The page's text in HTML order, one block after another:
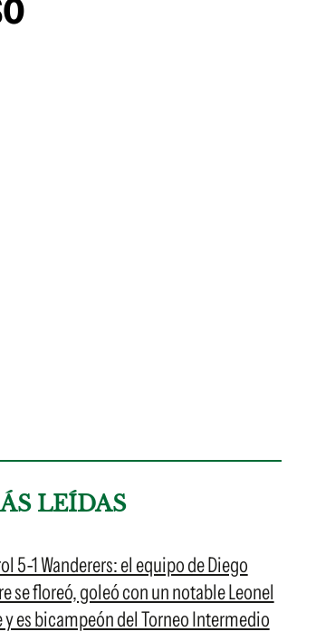
LEÍDAS
5-1 Wanderers: el equipo de Diego
se floreó, goleó con un notable Leonel
y es bicampeón del Torneo Intermedio